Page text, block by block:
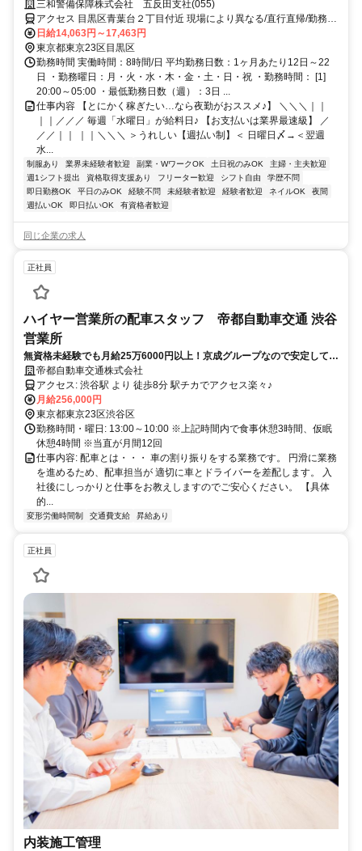
三和警備保障株式会社 五反田支社(055)
アクセス 目黒区青葉台２丁目付近 現場により異なる/直行直帰/勤務地
相談可 ■電話面接■来社不要■即日勤務
日給14,063円～17,463円
東京都東京23区目黒区
勤務時間 実働時間：8時間/日 平均勤務日数：1ヶ月あたり12日～22
日 ・勤務曜日：月・火・水・木・金・土・日・祝 ・勤務時間： [1]
20:00～05:00 ・最低勤務日数（週）：3日 ...
仕事内容 【とにかく稼ぎたい…なら夜勤がおススメ♪】 ＼＼＼｜｜
｜｜／／／ 毎週「水曜日」が給料日♪ 【お支払いは業界最速級】 ／
／／｜｜ ｜｜＼＼＼ ＞うれしい【週払い制】＜ 日曜日〆→＜翌週
水...
制服あり 業界未経験者歓迎 副業・WワークOK 土日祝のみOK
主婦・主夫歓迎
週1シフト提出
資格取得支援あり フリーター歓迎 シフト自由
学歴不問
即日勤務OK
平日のみOK 経験不問 未経験者歓迎 経験者歓迎 ネイルOK
夜間
週払いOK
即日払いOK 有資格者歓迎
同じ企業の求人
正社員
ハイヤー営業所の配車スタッフ 帝都自動車交通 渋谷
営業所
無資格未経験でも月給25万6000円以上！京成グループなので安定して長
期勤務が可能です＊WEB面接OK！
帝都自動車交通株式会社
アクセス: 渋谷駅 より 徒歩8分 駅チカでアクセス楽々♪
月給256,000円
東京都東京23区渋谷区
勤務時間・曜日: 13:00～10:00 ※上記時間内で食事休憩3時間、仮眠
休憩4時間 ※当直が月間12回
仕事内容: 配車とは・・・ 車の割り振りをする業務です。 円滑に業務
を進めるため、配車担当が 適切に車とドライバーを差配します。 入
社後にしっかりと仕事をお教えしますのでご安心ください。 【具体
的...
変形労働時間制 交通費支給 昇給あり
正社員
内装施工管理